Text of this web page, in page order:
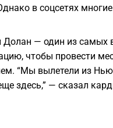
в соцсетях
— один из самых
чтобы провести
“Мы вылетели из
здесь,” — сказал